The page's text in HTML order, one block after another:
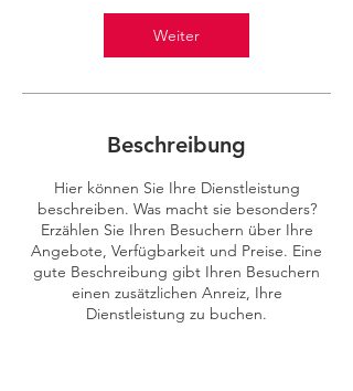
d
Weiter
Beschreibung
Hier können Sie Ihre Dienstleistung
beschreiben. Was macht sie besonders?
Erzählen Sie Ihren Besuchern über Ihre
Angebote, Verfügbarkeit und Preise. Eine
gute Beschreibung gibt Ihren Besuchern
einen zusätzlichen Anreiz, Ihre
Dienstleistung zu buchen.